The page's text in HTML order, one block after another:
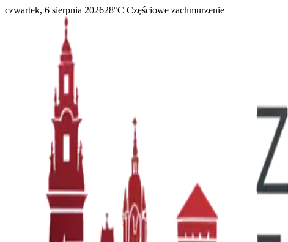
czwartek, 6 sierpnia 202628°C Częściowe zachmurzenie